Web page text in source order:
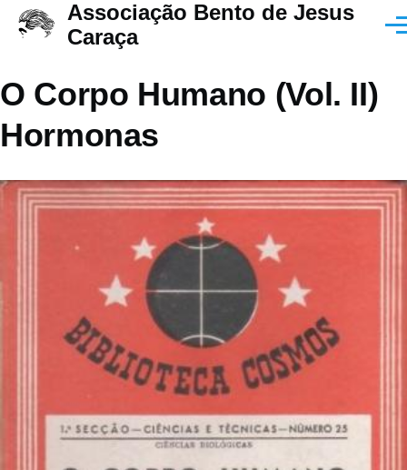
Passar para o conteúdo principal
Associação Bento de Jesus
Caraça
O Corpo Humano (Vol. II)
Hormonas